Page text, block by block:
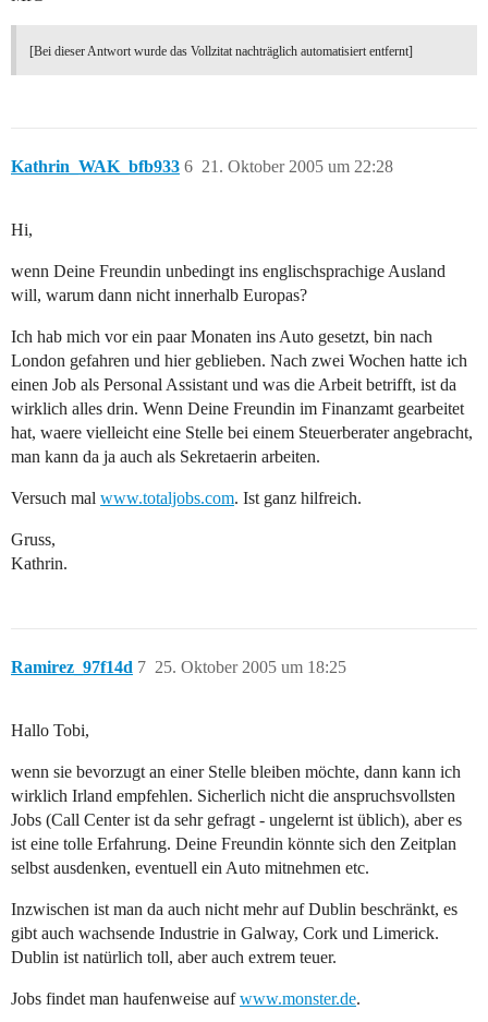
[Bei dieser Antwort wurde das Vollzitat nachträglich automatisiert entfernt]
Kathrin_WAK_bfb933 21. Oktober 2005 um 22:28
6
Hi,
wenn Deine Freundin unbedingt ins englischsprachige Ausland
will, warum dann nicht innerhalb Europas?
Ich hab mich vor ein paar Monaten ins Auto gesetzt, bin nach
London gefahren und hier geblieben. Nach zwei Wochen hatte ich
einen Job als Personal Assistant und was die Arbeit betrifft, ist da
wirklich alles drin. Wenn Deine Freundin im Finanzamt gearbeitet
hat, waere vielleicht eine Stelle bei einem Steuerberater angebracht,
man kann da ja auch als Sekretaerin arbeiten.
Versuch mal www.totaljobs.com. Ist ganz hilfreich.
Gruss,
Kathrin.
Ramirez_97f14d 25. Oktober 2005 um 18:25
7
Hallo Tobi,
wenn sie bevorzugt an einer Stelle bleiben möchte, dann kann ich
wirklich Irland empfehlen. Sicherlich nicht die anspruchsvollsten
Jobs (Call Center ist da sehr gefragt - ungelernt ist üblich), aber es
ist eine tolle Erfahrung. Deine Freundin könnte sich den Zeitplan
selbst ausdenken, eventuell ein Auto mitnehmen etc.
Inzwischen ist man da auch nicht mehr auf Dublin beschränkt, es
gibt auch wachsende Industrie in Galway, Cork und Limerick.
Dublin ist natürlich toll, aber auch extrem teuer.
Jobs findet man haufenweise aufwww.monster.de.